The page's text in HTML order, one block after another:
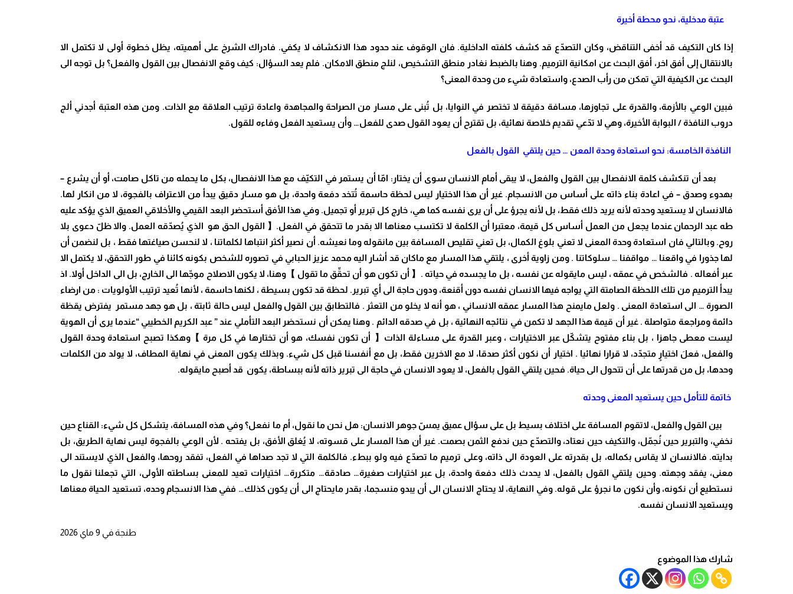
عتبة مدخلية، نحو محطة أخيرة
إذا كان التكيف قد أخفى التناقض، وكان التصدّع قد كشف كلفته الداخلية. فان الوقوف عند حدود هذا الانكشاف لا يكفي. فادراك الشرخ على أهميته، يظل خطوة أولى لا تكتمل الا
بالانتقال إلى أفق اخر، أفق البحث عن امكانية الترميم. وهنا بالضبط نغادر منطق التشخيص، لنلج منطق الامكان. فلم يعد السؤال: كيف وقع الانفصال بين القول والفعل؟ بل توجه الى
البحث عن الكيفية التي تمكن من رأب الصدع، واستعادة شيء من وحدة المعنى؟
فبين الوعي بالأزمة، والقدرة على تجاوزها، مسافة دقيقة لا تختصر في النوايا، بل تُبنى على مسار من الصراحة والمجاهدة واعادة ترتيب العلاقة مع الذات. ومن هذه العتبة أجدني ألج
دروب النافذة / البوابة الأخيرة، وهي لا تدّعي تقديم خلاصة نهائية، بل تقترح أن يعود القول صدى للفعل… وأن يستعيد الفعل وفاءه للقول.
النافذة الخامسة: نحو استعادة وحدة المعن … حين يلتقي القول بالفعل
بعد أن تنكشف كلمة الانفصال بين القول والفعل، لا يبقى أمام الانسان سوى أن يختار: امّا أن يستمر في التكيّف مع هذا الانفصال، بكل ما يحمله من تاكل صامت، أو أن يشرع –
بهدوء وصدق – في اعادة بناء ذاته على أساس من الانسجام. غير أن هذا الاختيار ليس لحظة حاسمة تُتخد دفعة واحدة، بل هو مسار دقيق يبدأ من الاعتراف بالفجوة، لا من انكار لها.
فالانسان لا يستعيد وحدته لأنه يريد ذلك فقط، بل لأنه يجرؤ على أن يرى نفسه كما هي، خارج كل تبرير أو تجميل. وفي هذا الأفق أستحضر البعد القيمي والأخلاقي العميق الذي يؤكد عليه
طه عبد الرحمان عندما يجعل من العمل أساس كل قيمة، معتبرا أن الكلمة لا تكتسب معناها الا بقدر ما تتحقق في الفعل. 【 القول الحق هو الذي يُصدّقه العمل. والا ظلّ دعوى بلا
روح . وبالتالي فان استعادة وحدة المعنى لا تعني بلوغ الكمال، بل تعني تقليص المسافة بين مانقوله وما نعيشه. أن نصير أكثر انتباها لكلماتنا ، لا لنحسن صياغتها فقط ، بل لنضمن أن
لها جذورا في واقعنا … مواقفنا … سلوكاتنا . ومن زاوية أخرى ، يلتقي هذا المسار مع ماكان قد أشار اليه محمد عزيز الحبابي في تصوره للشخص بكونه كائنا في طور التحقق، لا يكتمل الا
عبر أفعاله . فالشخص في عمقه ، ليس مايقوله عن نفسه ، بل ما يجسده في حياته . 【 أن تكون هو أن تحقِّق ما تقول 】 وهنا، لا يكون الاصلاح موجّها الى الخارج، بل الى الداخل أولا. اذ
يبدأ الترميم من تلك اللحظة الصامتة التي يواجه فيها الانسان نفسه دون أقنعة، ودون حاجة الى أي تبرير. لحظة قد تكون بسيطة ، لكنها حاسمة ، لأنها تُعيد ترتيب الأولويات : من ارضاء
الصورة … الى استعادة المعنى . ولعل مايمنح هذا المسار عمقه الانساني ، هو أنه لا يخلو من التعثر . فالتطابق بين القول والفعل ليس حالة ثابتة ، بل هو جهد مستمر يفترض يقظة
دائمة ومراجعة متواصلة . غير أن قيمة هذا الجهد لا تكمن في نتائجه النهائية ، بل في صدقه الدائم . وهنا يمكن أن نستحضر البعد التأملي عند ” عبد الكريم الخطيبي “عندما يرى أن الهوية
ليست معطى جاهزا ، بل بناء مفتوح يتشكّل عبر الاختيارات ، وعبر القدرة على مساءلة الذات 【 أن تكون نفسك، هو أن تختارها في كل مرة 】وهكذا تصبح استعادة وحدة القول
والفعل، فعلَ اختيارٍ متجدّد، لا قرارا نهائيا . اختيار أن نكون أكثر صدقا، لا مع الاخرين فقط، بل مع أنفسنا قبل كل شيء. وبذلك يكون المعنى في نهاية المطاف، لا يولد من الكلمات
وحدها، بل من قدرتها على أن تتحول الى حياة. فحين يلتقي القول بالفعل، لا يعود الانسان في حاجة الى تبرير ذاته لأنه ببساطة، يكون قد أصبح مايقوله.
خاتمة للتأمل حين يستعيد المعنى وحدته
بين القول والفعل، لاتقوم المسافة على اختلاف بسيط بل على سؤال عميق يمسّ جوهر الانسان: هل نحن ما نقول، أم ما نفعل؟ وفي هذه المسافة، يتشكل كل شيء: القناع حين
نخفي، والتبرير حين نُجمّل، والتكيف حين نعتاد، والتصدّع حين ندفع الثمن بصمت. غير أن هذا المسار على قسوته، لا يُغلق الأفق، بل يفتحه . لأن الوعي بالفجوة ليس نهاية الطريق، بل
بدايته. فالانسان لا يقاس بكماله، بل بقدرته على العودة الى ذاته، وعلى ترميم ما تصدّع فيه ولو ببطء. فالكلمة التي لا تجد صداها في الفعل، تفقد روحها، والفعل الذي لايستند الى
معنى، يفقد وجهته. وحين يلتقي القول بالفعل، لا يحدث ذلك دفعة واحدة، بل عبر اختيارات صغيرة… صادقة… متكررة… اختيارات تعيد للمعنى بساطته الأولى، التي تجعلنا نقول ما
نستطيع أن نكونه، وأن نكون ما نجرؤ على قوله. وفي النهاية، لا يحتاج الانسان الى أن يبدو منسجما، بقدر مايحتاج الى أن يكون كذلك… ففي هذا الانسجام وحده، تستعيد الحياة معناها
ويستعيد الانسان نفسه.
طنجة في 9 ماي 2026
شارك هذا الموضوع